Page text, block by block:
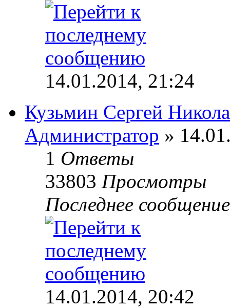
14.01.2014, 21:24
Кузьмин Сергей
Администратор »
1 Ответы
33803 Просмотры
Последнее
14.01.2014, 20:42